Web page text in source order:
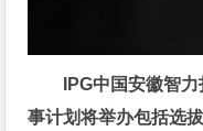
IPG中国安徽智
事计划将举办包括选